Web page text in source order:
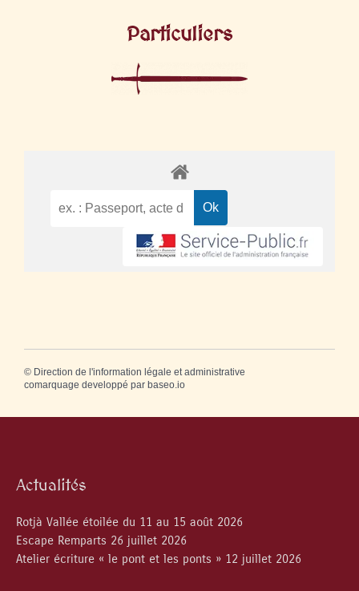
Particuliers
© Direction de l'information légale et administrative
comarquage developpé par baseo.io
Actualités
Rotjà Vallée étoilée du 11 au 15 août 2026
Escape Remparts 26 juillet 2026
Atelier écriture « le pont et les ponts » 12 juillet 2026